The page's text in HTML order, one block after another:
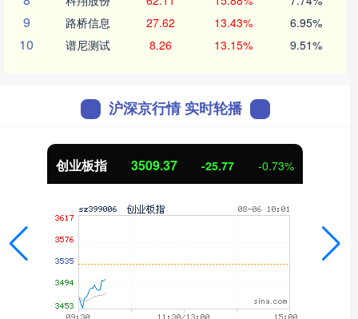
9 路桥信息 27.62 13.43% 6.95%
10 谱尼测试 8.26 13.15% 9.51%
沪深京行情 实时轮播
创业板指 3509.27 -25.88 -0.73%